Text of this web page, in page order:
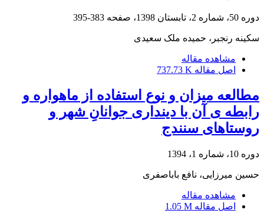
دوره 50، شماره 2، تابستان 1398، صفحه 383-395
سکینه رنجبر، حمیده ملک سعیدی
مشاهده مقاله
اصل مقاله 737.73 K
مطالعه میزان و نوع استفاده از ماهواره و
رابطه ی آن با دینداری جوانانِ شهر و
روستاهای سنندج
دوره 10، شماره 1، 1394
حسین میرزایی، نافع باباصفری
مشاهده مقاله
اصل مقاله 1.05 M